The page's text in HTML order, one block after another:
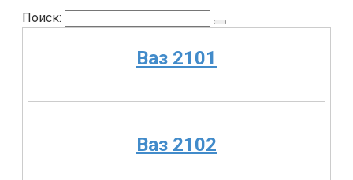
Поиск:
Ваз 2101
Ваз 2102